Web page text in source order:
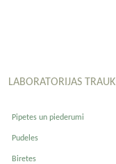
LABORATORIJAS TRAUKI
Pipetes un piederumi
Pudeles
Biretes